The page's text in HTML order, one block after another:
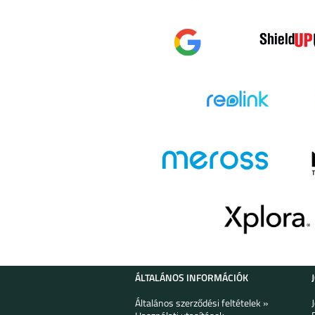
HUAWEI WATCHGT 3
PRO 49MM
HUAWEI
PRO
SERIES 7, 45MM
SERIES SE-6,
SERIES 1-3, 38 MM
SERIES 1-3,
ÁLTALÁNOS INFORMÁCIÓK
Általános szerződési feltételek »